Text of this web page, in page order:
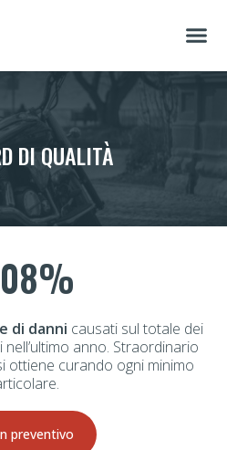
DI QUALITÀ
di danni causati sul totale dei
anno. Straordinario
ottiene curando ogni minimo
preventivo